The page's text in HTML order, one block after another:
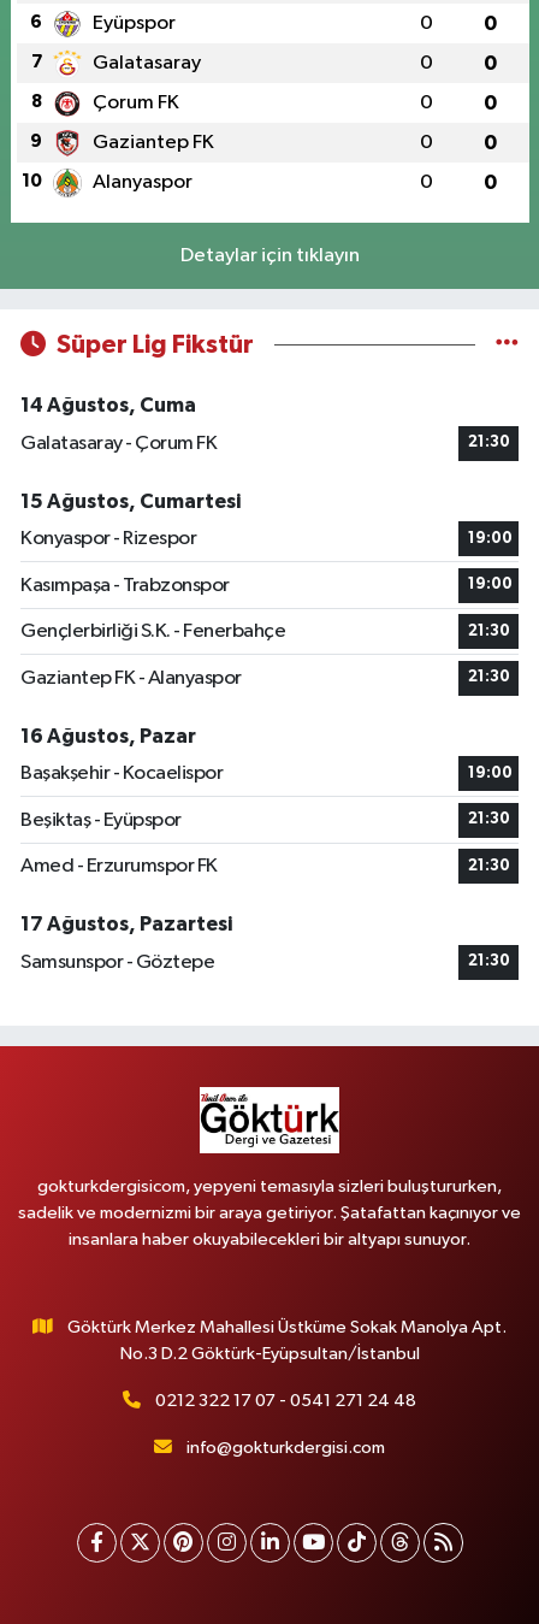
6 Eyüpspor 0 0
7 Galatasaray 0 0
8 Çorum FK 0 0
9 Gaziantep FK 0 0
10 Alanyaspor 0 0
Detaylar için tıklayın
Süper Lig Fikstür
14 Ağustos, Cuma
Galatasaray - Çorum FK
21:30
15 Ağustos, Cumartesi
Konyaspor - Rizespor
19:00
Kasımpaşa - Trabzonspor 19:00
Gençlerbirliği S.K. - Fenerbahçe 21:30
Gaziantep FK - Alanyaspor 21:30
16 Ağustos, Pazar
Başakşehir - Kocaelispor
19:00
Beşiktaş - Eyüpspor 21:30
Amed - Erzurumspor FK 21:30
17 Ağustos, Pazartesi
Samsunspor - Göztepe
21:30
gokturkdergisicom, yepyeni temasıyla sizleri buluştururken,
sadelik ve modernizmi bir araya getiriyor. Şatafattan kaçınıyor ve
insanlara haber okuyabilecekleri bir altyapı sunuyor.
Göktürk Merkez Mahallesi Üstküme Sokak Manolya Apt.
No.3 D.2 Göktürk-Eyüpsultan/İstanbul
0212 322 17 07 - 0541 271 24 48
info@gokturkdergisi.com